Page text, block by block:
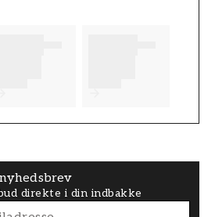
direkte i din indbakke